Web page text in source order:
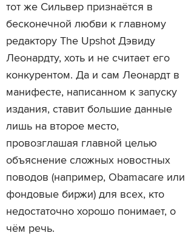
тот же Сильвер признаётся в
бесконечной любви к главному
редактору The Upshot Дэвиду
Леонардту, хоть и не считает его
конкурентом. Да и сам Леонардт в
манифесте, написанном к запуску
издания, ставит большие данные
лишь на второе место,
провозглашая главной целью
объяснение сложных новостных
поводов (например, Obamacare или
фондовые биржи) для всех, кто
недостаточно хорошо понимает, о
чём речь.